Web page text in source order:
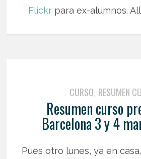
Flickr para ex-alumnos.
CURSO, RESUMEN
Resumen curso
Barcelona 3 y 4
Pues otro lunes, ya en